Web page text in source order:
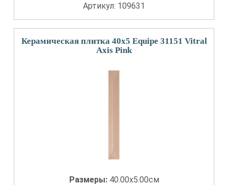
Артикул: 109631
Керамическая плитка 40x5 Equipe 31151 Vitral
Axis Pink
Размеры: 40.00x5.00см